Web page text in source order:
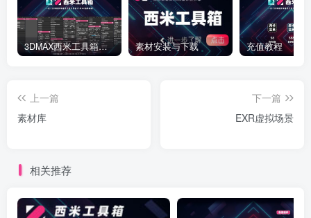
3DMAX西米工具箱下载 素材安装与下载 充值教程
上一篇
素材库
下一篇
EXR虚拟场景
相关推荐